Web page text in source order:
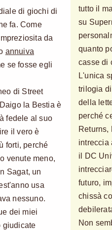
di giochi di
fa. Come
da
annuiva
se fosse egli
di Street
la Bestia è
fedele al suo
il vero è
forti, perché
venute meno,
Sagat, un
usa
nessuno.
dei miei
giudicate
tutto il
su
quanto
casse di
L'unica
trilogia
della
perché
Returns,
intreccia
il DC
futuro,
chissà
Non